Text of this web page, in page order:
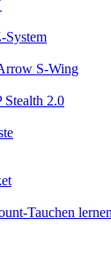
S-Wing
Stealth 2.0
Tauchen